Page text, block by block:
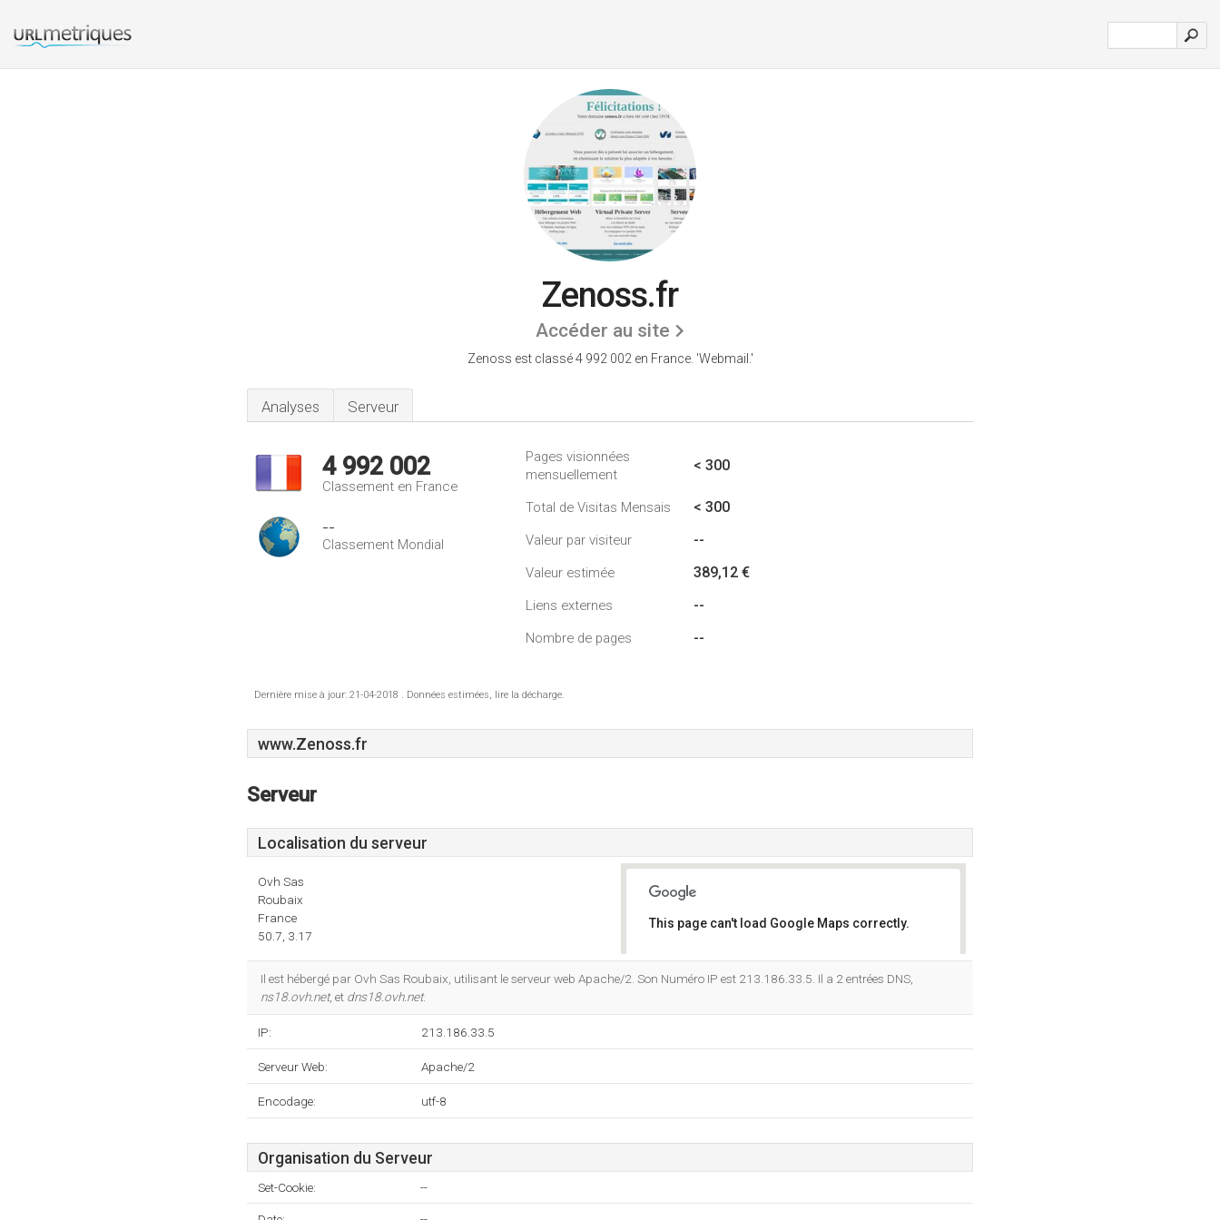
Zenoss.fr
Accéder au site
Zenoss est classé 4 992 002 en France. 'Webmail.'
Analyses Serveur
4 992 002
Classement en France
--
Classement Mondial
Pages visionnées
mensuellement
< 300
Total de Visitas Mensais < 300
Valeur par visiteur --
Valeur estimée 389,12 €
Liens externes --
Nombre de pages --
Dernière mise à jour: 21-04-2018 . Données estimées, lire la décharge.
www.Zenoss.fr
Serveur
Localisation du serveur
Ovh Sas
Roubaix
France
50.7, 3.17
This page can't load Google Maps correctly.
Il est hébergé par Ovh Sas Roubaix, utilisant le serveur web Apache/2. Son Numéro IP est 213.186.33.5. Il a 2 entrées DNS,
ns18.ovh.net, et dns18.ovh.net.
IP: 213.186.33.5
Serveur Web: Apache/2
Encodage: utf-8
Organisation du Serveur
Set-Cookie: --